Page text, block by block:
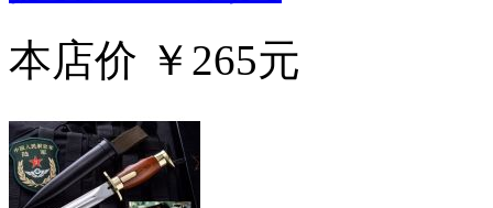
本店价 ￥265元